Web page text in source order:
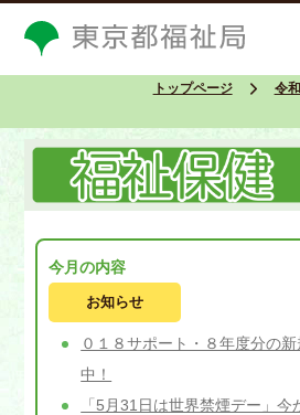
トップページ
令
今月の内容
お知らせ
０１８サポート・８年度分の
中！
「5月31日は世界禁煙デー」今